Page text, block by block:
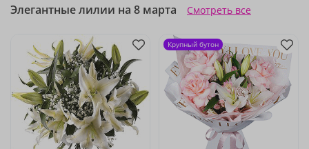
Элегантные лилии на 8 марта Смотреть все
Крупный бутон